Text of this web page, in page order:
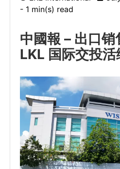
- 1 min(s) read
中國報 – 出口
LKL 国际交投活